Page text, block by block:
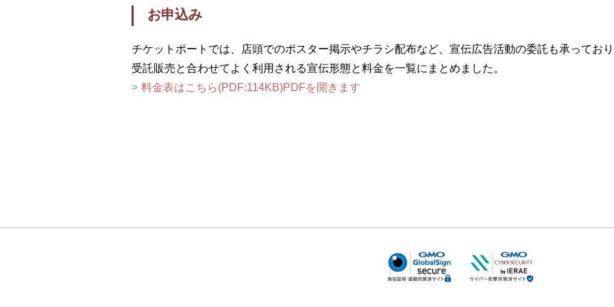
お申込み
チケットポートでは、店頭でのポスター掲示やチラシ配布など、宣伝広告活動の委託も承ってお
受託販売と合わせてよく利用される宣伝形態と料金を一覧にまとめました。
料金表はこちら(PDF:114KB)PDFを開きます